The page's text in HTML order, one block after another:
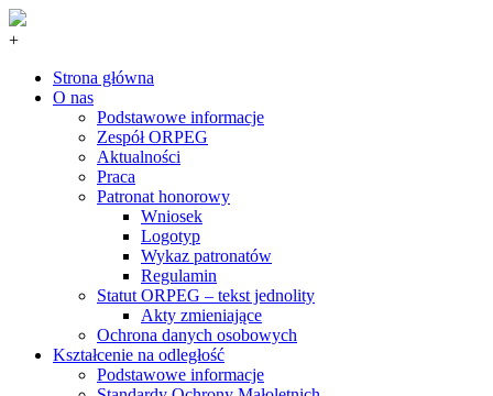
+
Strona główna
O nas
Podstawowe informacje
Zespół ORPEG
Aktualności
Praca
Patronat honorowy
Wniosek
Logotyp
Wykaz patronatów
Regulamin
Statut ORPEG – tekst jednolity
Akty zmieniające
Ochrona danych osobowych
Kształcenie na odległość
Podstawowe informacje